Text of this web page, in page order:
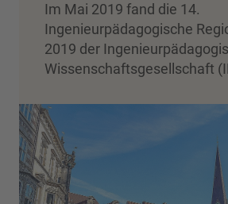
Im Mai 2019 fand die 14.
Ingenieurpädagogische
2019 der
Wissenschaftsgesellschaft